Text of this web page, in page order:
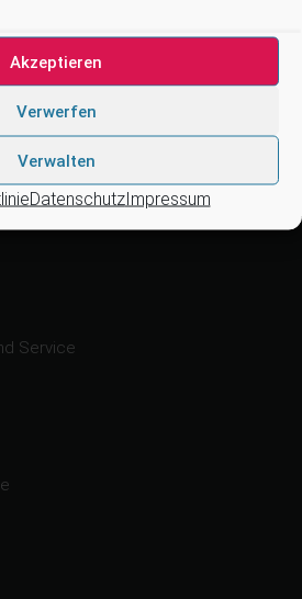
Akzeptieren
Verwerfen
Verwalten
DatenschutzImpressum
mit …
Adenysy, Alpro, Astra, Belmont,
Midmark, Metasys, MK-Dent, NSK,
Satelec, Scican, Simple &
unser Kontaktformular.
Service